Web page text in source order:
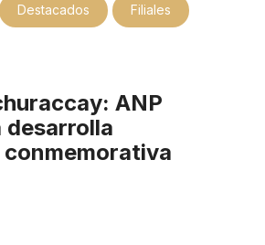
Destacados Filiales
ANP
desarrolla